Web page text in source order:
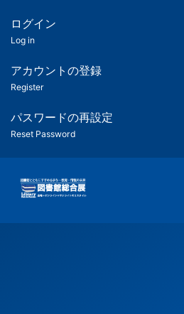
ツ
匿
名
ユ
ー
ー
用
メ
ログイン
Log in
アカウントの登録
Register
パスワードの再設定
Reset Password